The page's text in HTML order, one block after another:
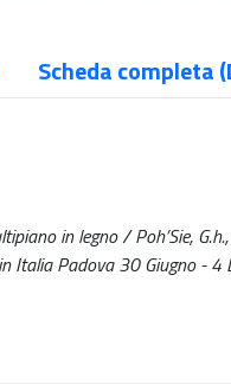
Scheda completa
in legno / Poh’Sie,
Italia Padova 30 Giugno -